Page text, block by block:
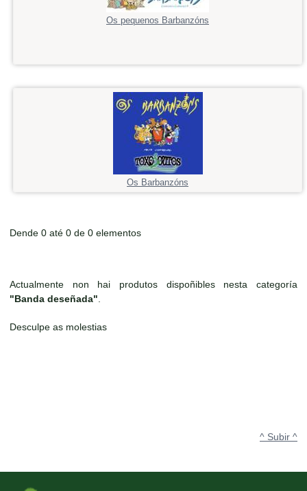
Os pequenos Barbanzóns
Os Barbanzóns
Dende 0 até 0 de 0 elementos
Actualmente non hai produtos dispoñibles nesta categoría
"Banda deseñada"
Desculpe as molestias
^ Subir ^